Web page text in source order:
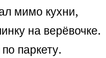
мимо кухни,
на верёвочке.
паркету.